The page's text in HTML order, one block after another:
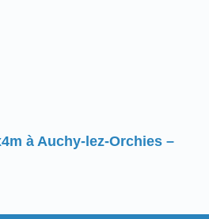
à Auchy-lez-Orchies –